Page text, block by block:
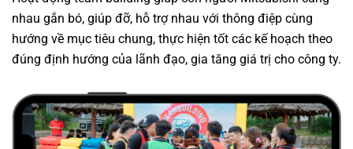
nhau gắn bó, giúp đỡ, hỗ trợ nhau với thông điệp cùng
hướng về mục tiêu chung, thực hiện tốt các kế hoạch theo
đúng định hướng của lãnh đạo, gia tăng giá trị cho công ty.